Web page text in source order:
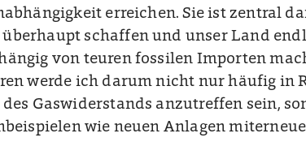
erreichen. Sie ist zentral
überhaupt schaffen und unser Land
von teuren fossilen Importen
werde ich darum nicht nur häufig in
Gaswiderstands anzutreffen sein,
wie neuen Anlagen